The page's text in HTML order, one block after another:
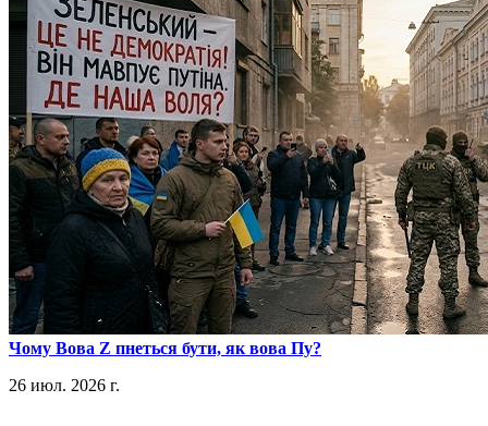
​Чому Вова Z пнеться бути, як вова Пу?
26 июл. 2026 г.